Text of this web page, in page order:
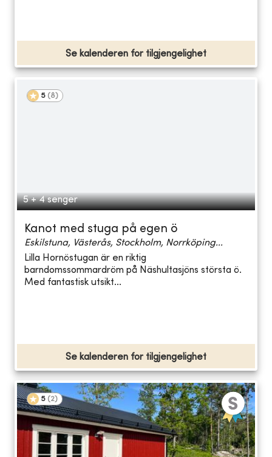
Se kalenderen for tilgjengelighet
5 (8)
5 + 4 senger
Kanot med stuga på egen ö
Eskilstuna, Västerås, Stockholm, Norrköping...
Lilla Hornöstugan är en riktig
barndomssommardröm på Näshultasjöns största ö.
Med fantastisk utsikt...
Se kalenderen for tilgjengelighet
5 (2)